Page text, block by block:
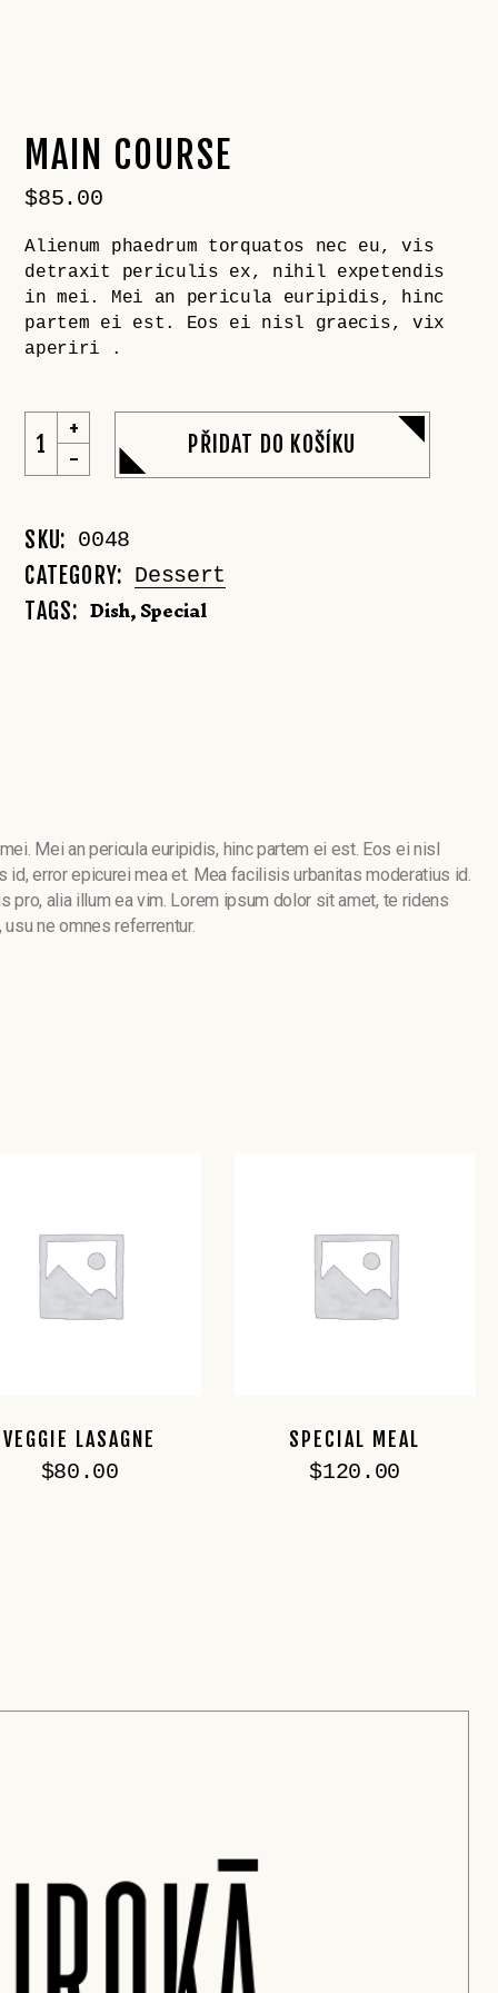
MAIN COURSE
$85.00
Alienum phaedrum torquatos nec eu, vis
detraxit periculis ex, nihil expetendis
in mei. Mei an pericula euripidis, hinc
partem ei est. Eos ei nisl graecis, vix
aperiri .
PŘIDAT DO KOŠÍKU
SKU: 0048
CATEGORY: Dessert
TAGS: Dish,Special
Mei an pericula euripidis, hinc partem ei est. Eos ei nisl
error epicurei mea et. Mea facilisis urbanitas moderatius id.
alia illum ea vim. Lorem ipsum dolor sit amet, te ridens
ne omnes referrentur.
VEGGIE LASAGNE
$80.00
SPECIAL MEAL
$120.00